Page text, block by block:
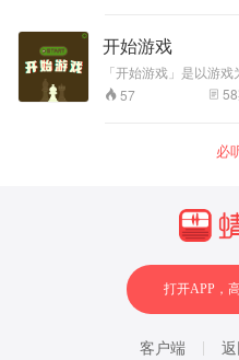
开始游戏
「开始游戏」是以游戏
种话题的闲聊播客。
家&前游戏策划&游戏
家」的存档点，无论
可以开启一场冒险。
57 58
必
打开APP，
客户端 返